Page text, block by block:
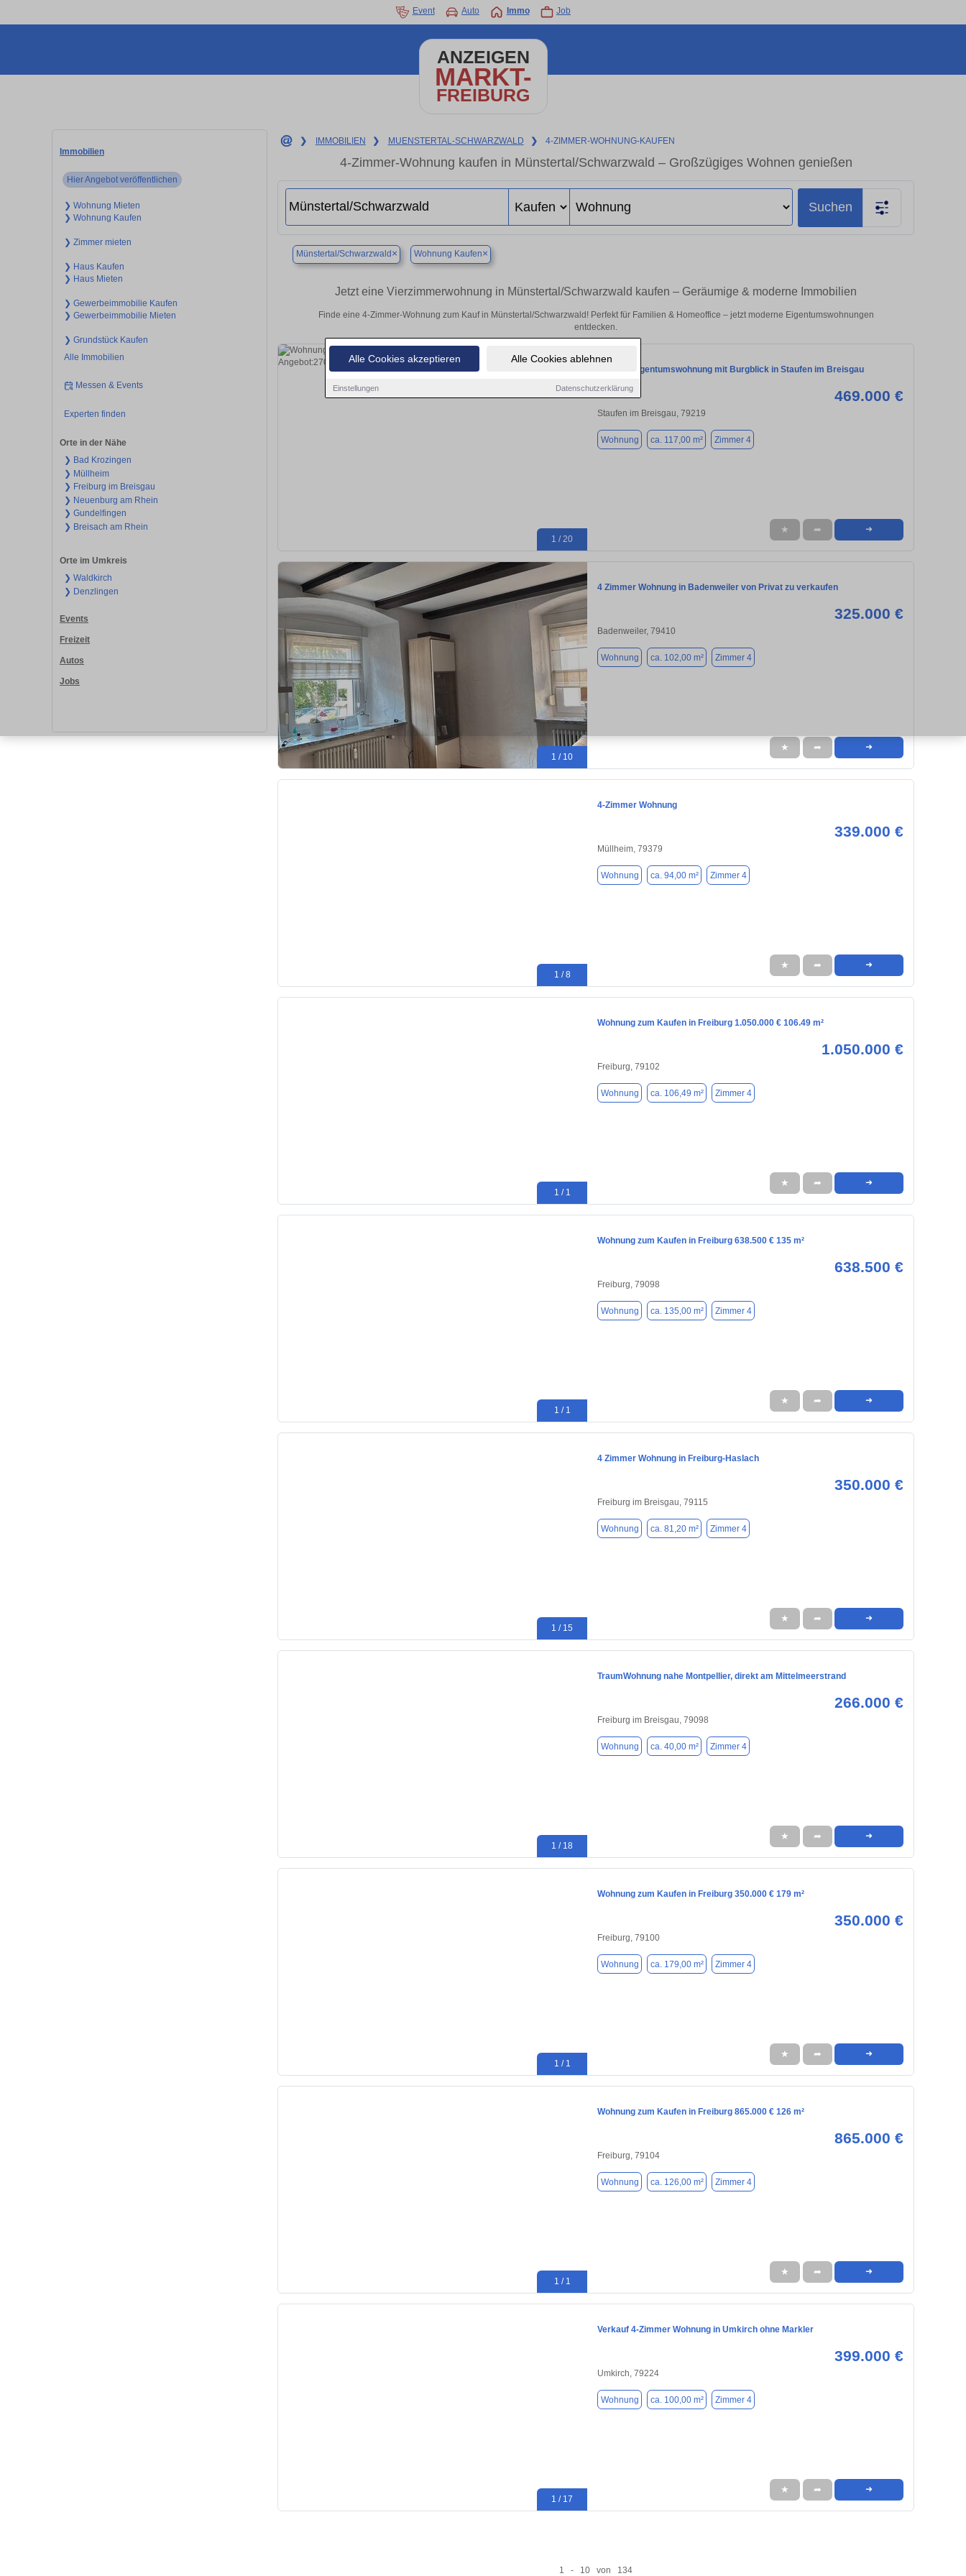
Alle Cookies akzeptieren Alle Cookies ablehnen
Einstellungen Datenschutzerklärung
Event Auto Immo Job
ANZEIGEN
MARKT-
FREIBURG
Immobilien
Hier Angebot veröffentlichen
❯ Wohnung Mieten
❯ Wohnung Kaufen
❯ Zimmer mieten
❯ Haus Kaufen
❯ Haus Mieten
❯ Gewerbeimmobilie Kaufen
❯ Gewerbeimmobilie Mieten
❯ Grundstück Kaufen
Alle Immobilien
Messen & Events
Experten finden
Orte in der Nähe
❯ Bad Krozingen
❯ Müllheim
❯ Freiburg im Breisgau
❯ Neuenburg am Rhein
❯ Gundelfingen
❯ Breisach am Rhein
Orte im Umkreis
❯ Waldkirch
❯ Denzlingen
Events
Freizeit
Autos
Jobs
❯ IMMOBILIEN ❯ MUENSTERTAL-SCHWARZWALD ❯ 4-ZIMMER-WOHNUNG-KAUFEN
4-Zimmer-Wohnung kaufen in Münstertal/Schwarzwald – Großzügiges Wohnen genießen
Suchen
Münstertal/Schwarzwald × Wohnung Kaufen×
Jetzt eine Vierzimmerwohnung in Münstertal/Schwarzwald kaufen – Geräumige & moderne Immobilien
Finde eine 4-Zimmer-Wohnung zum Kauf in Münstertal/Schwarzwald! Perfekt für Familien & Homeoffice – jetzt moderne Eigentumswohnungen
entdecken.
1 / 20
Stilvolle Eigentumswohnung mit Burgblick in Staufen im Breisgau
469.000 €
Staufen im Breisgau, 79219
Wohnung ca. 117,00 m² Zimmer 4
★ ➦ ➜
1 / 10
4 Zimmer Wohnung in Badenweiler von Privat zu verkaufen
325.000 €
Badenweiler, 79410
Wohnung ca. 102,00 m² Zimmer 4
★ ➦ ➜
1 / 8
4-Zimmer Wohnung
339.000 €
Müllheim, 79379
Wohnung ca. 94,00 m² Zimmer 4
★ ➦ ➜
1 / 1
Wohnung zum Kaufen in Freiburg 1.050.000 € 106.49 m²
1.050.000 €
Freiburg, 79102
Wohnung ca. 106,49 m² Zimmer 4
★ ➦ ➜
1 / 1
Wohnung zum Kaufen in Freiburg 638.500 € 135 m²
638.500 €
Freiburg, 79098
Wohnung ca. 135,00 m² Zimmer 4
★ ➦ ➜
1 / 15
4 Zimmer Wohnung in Freiburg-Haslach
350.000 €
Freiburg im Breisgau, 79115
Wohnung ca. 81,20 m² Zimmer 4
★ ➦ ➜
1 / 18
TraumWohnung nahe Montpellier, direkt am Mittelmeerstrand
266.000 €
Freiburg im Breisgau, 79098
Wohnung ca. 40,00 m² Zimmer 4
★ ➦ ➜
1 / 1
Wohnung zum Kaufen in Freiburg 350.000 € 179 m²
350.000 €
Freiburg, 79100
Wohnung ca. 179,00 m² Zimmer 4
★ ➦ ➜
1 / 1
Wohnung zum Kaufen in Freiburg 865.000 € 126 m²
865.000 €
Freiburg, 79104
Wohnung ca. 126,00 m² Zimmer 4
★ ➦ ➜
1 / 17
Verkauf 4-Zimmer Wohnung in Umkirch ohne Markler
399.000 €
Umkirch, 79224
Wohnung ca. 100,00 m² Zimmer 4
★ ➦ ➜
1 - 10 von 134